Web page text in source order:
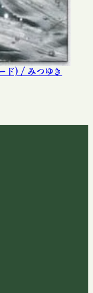
) / みつゆき